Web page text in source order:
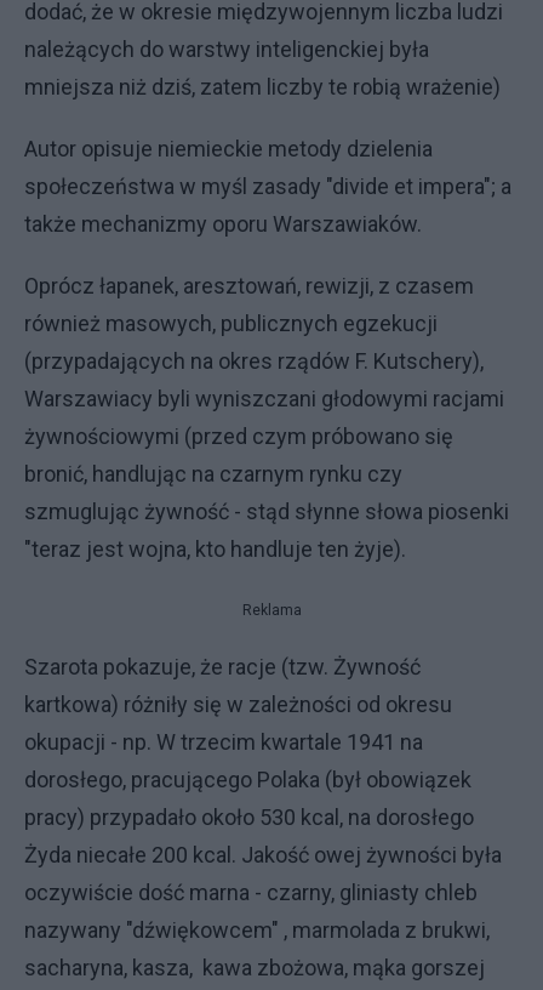
dodać, że w okresie międzywojennym liczba ludzi
należących do warstwy inteligenckiej była
mniejsza niż dziś, zatem liczby te robią wrażenie)
Autor opisuje niemieckie metody dzielenia
społeczeństwa w myśl zasady "divide et impera"; a
także mechanizmy oporu Warszawiaków.
Oprócz łapanek, aresztowań, rewizji, z czasem
również masowych, publicznych egzekucji
(przypadających na okres rządów F. Kutschery),
Warszawiacy byli wyniszczani głodowymi racjami
żywnościowymi (przed czym próbowano się
bronić, handlując na czarnym rynku czy
szmuglując żywność - stąd słynne słowa piosenki
"teraz jest wojna, kto handluje ten żyje).
Reklama
Szarota pokazuje, że racje (tzw. Żywność
kartkowa) różniły się w zależności od okresu
okupacji - np. W trzecim kwartale 1941 na
dorosłego, pracującego Polaka (był obowiązek
pracy) przypadało około 530 kcal, na dorosłego
Żyda niecałe 200 kcal. Jakość owej żywności była
oczywiście dość marna - czarny, gliniasty chleb
nazywany "dźwiękowcem" , marmolada z brukwi,
sacharyna, kasza, kawa zbożowa, mąka gorszej